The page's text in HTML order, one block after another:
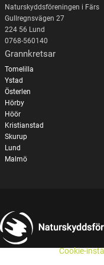
Naturskyddsföreningen i Färs
Gullregnsvägen 27
224 56 Lund
0768-560140
Grannkretsar
Tomelilla
Ystad
Österlen
Hörby
Höör
Kristianstad
Skurup
Lund
Malmö
Cookie-